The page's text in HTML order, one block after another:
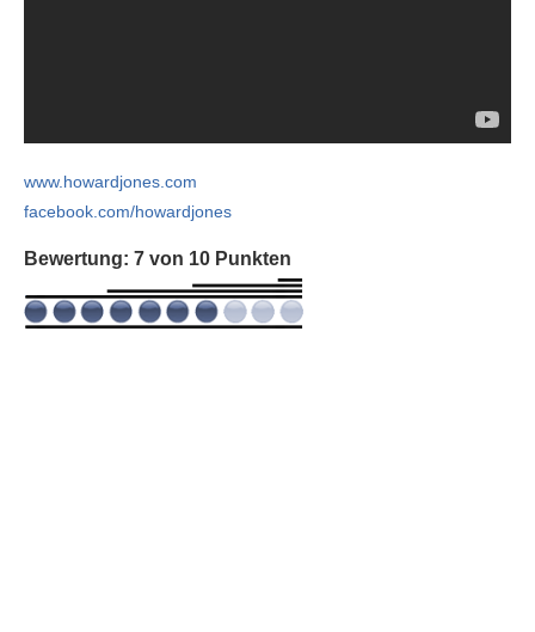
www.howardjones.com
facebook.com/howardjones
Bewertung: 7 von 10 Punkten